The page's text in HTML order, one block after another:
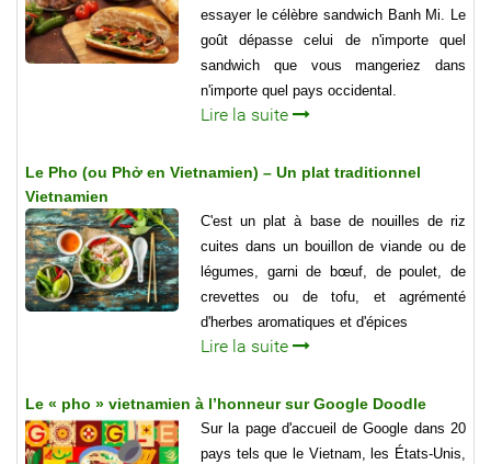
essayer le célèbre sandwich Banh Mi. Le
goût dépasse celui de n'importe quel
sandwich que vous mangeriez dans
n'importe quel pays occidental.
Lire la suite
Le Pho (ou Phở en Vietnamien) – Un plat traditionnel
Vietnamien
C'est un plat à base de nouilles de riz
cuites dans un bouillon de viande ou de
légumes, garni de bœuf, de poulet, de
crevettes ou de tofu, et agrémenté
d'herbes aromatiques et d'épices
Lire la suite
Le « pho » vietnamien à l’honneur sur Google Doodle
Sur la page d'accueil de Google dans 20
pays tels que le Vietnam, les États-Unis,